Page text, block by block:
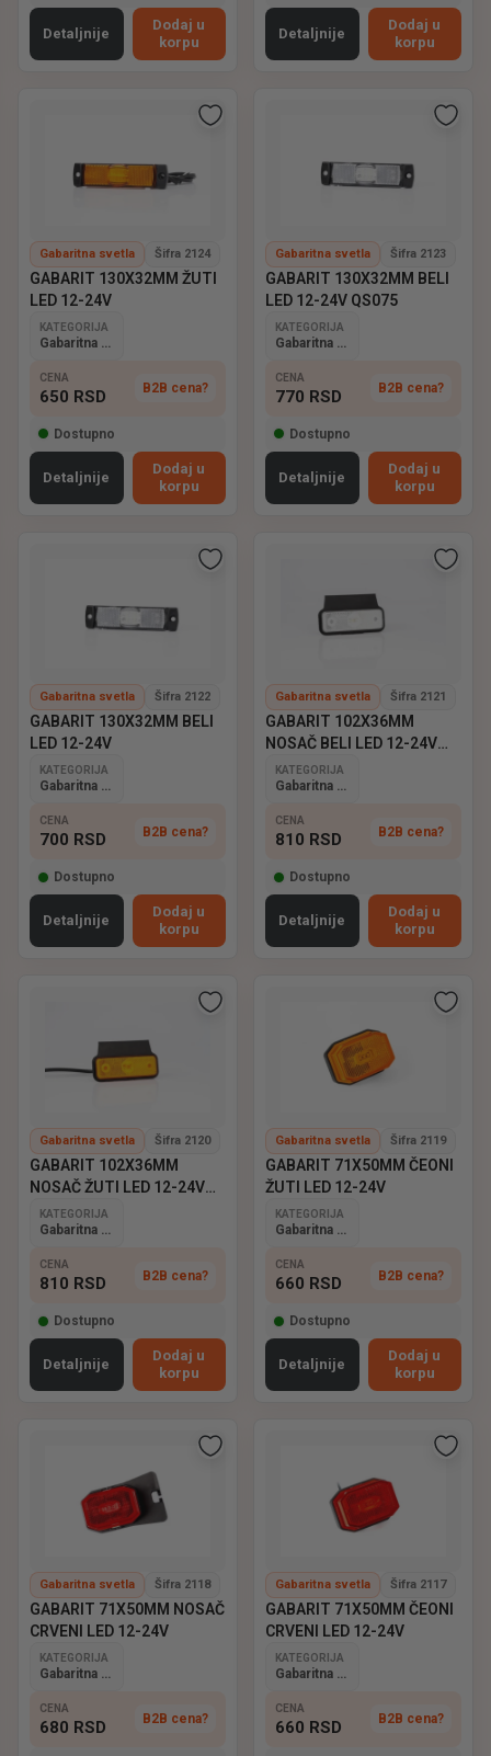
Detaljnije
Dodaj u
korpu
Detaljnije
Dodaj u
korpu
Gabaritna svetla Šifra 2124
GABARIT 130X32MM ŽUTI
LED 12-24V
KATEGORIJA
CENA
650 RSD B2B cena?
Dostupno
Detaljnije
Dodaj u
korpu
Gabaritna svetla Šifra 2123
GABARIT 130X32MM BELI
LED 12-24V QS075
KATEGORIJA
CENA
770 RSD B2B cena?
Dostupno
Detaljnije
Dodaj u
korpu
Gabaritna svetla Šifra 2122
GABARIT 130X32MM BELI
LED 12-24V
KATEGORIJA
Gabaritna svetla
CENA
700 RSD B2B cena?
Dostupno
Detaljnije
Dodaj u
korpu
Gabaritna svetla Šifra 2121
GABARIT 102X36MM
NOSAČ BELI LED 12-24V
QS075
KATEGORIJA
Gabaritna svetla
CENA
810 RSD B2B cena?
Dostupno
Detaljnije
Dodaj u
korpu
Gabaritna svetla Šifra 2120
GABARIT 102X36MM
NOSAČ ŽUTI LED 12-24V
QS075
KATEGORIJA
Gabaritna svetla
CENA
810 RSD B2B cena?
Dostupno
Detaljnije
Dodaj u
korpu
Gabaritna svetla Šifra 2119
GABARIT 71X50MM ČEONI
ŽUTI LED 12-24V
KATEGORIJA
Gabaritna svetla
CENA
660 RSD B2B cena?
Dostupno
Detaljnije
Dodaj u
korpu
Gabaritna svetla Šifra 2118
GABARIT 71X50MM NOSAČ
CRVENI LED 12-24V
KATEGORIJA
CENA
680 RSD B2B cena?
Gabaritna svetla Šifra 2117
GABARIT 71X50MM ČEONI
CRVENI LED 12-24V
KATEGORIJA
CENA
660 RSD B2B cena?